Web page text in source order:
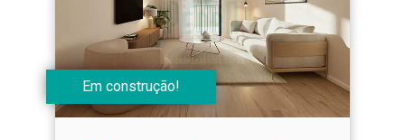
Em construção!